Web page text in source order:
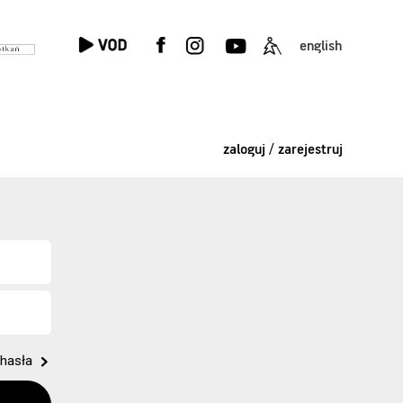
english
zaloguj / zarejestruj